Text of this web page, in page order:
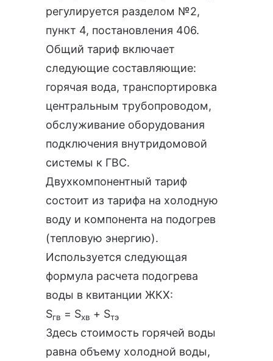
регулируется разделом №2,
пункт 4, постановления 406.
Общий тариф включает
следующие составляющие:
горячая вода, транспортировка
центральным трубопроводом,
обслуживание оборудования
подключения внутридомовой
системы к ГВС.
Двухкомпонентный тариф
состоит из тарифа на холодную
воду и компонента на подогрев
(тепловую энергию).
Используется следующая
формула расчета подогрева
воды в квитанции ЖКХ:
Sгв = Sхв + Sтэ
Здесь стоимость горячей воды
равна объему холодной воды,